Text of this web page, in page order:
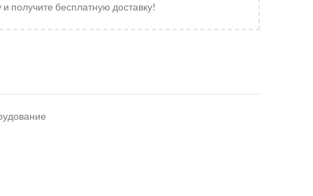
и получите бесплатную доставку!